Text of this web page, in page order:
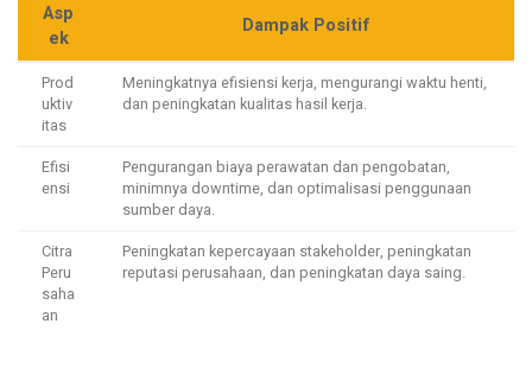
Asp
ek
Dampak Positif
Prod
uktiv
itas
Meningkatnya efisiensi kerja, mengurangi waktu henti,
dan peningkatan kualitas hasil kerja.
Efisi
ensi
Pengurangan biaya perawatan dan pengobatan,
minimnya downtime, dan optimalisasi penggunaan
sumber daya.
Citra
Peru
saha
an
Peningkatan kepercayaan stakeholder, peningkatan
reputasi perusahaan, dan peningkatan daya saing.